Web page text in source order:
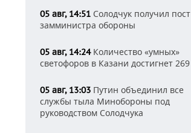
05 авг, 14:51 Солодчук получил пост
замминистра обороны
05 авг, 14:24Количество «умных»
светофоров в Казани достигнет 269
05 авг, 13:03 Путин объединил все
службы тыла Минобороны под
руководством Солодчука